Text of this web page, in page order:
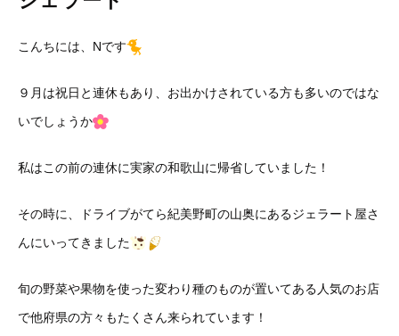
こんちには、Nです
９月は祝日と連休もあり、お出かけされている方も多いのではな
いでしょうか
私はこの前の連休に実家の和歌山に帰省していました！
その時に、ドライブがてら紀美野町の山奥にあるジェラート屋さ
んにいってきました
旬の野菜や果物を使った変わり種のものが置いてある人気のお店
で他府県の方々もたくさん来られています！